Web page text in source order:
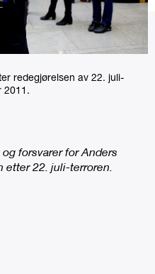
redegjørelsen av 22. juli-
2011.
forsvarer for Anders
etter 22. juli-terroren.